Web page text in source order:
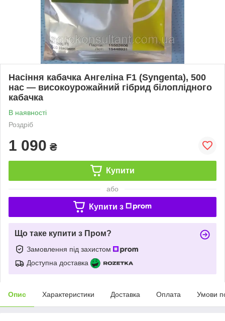
Насіння кабачка Ангеліна F1 (Syngenta), 500
нас — високоурожайний гібрид білоплідного
кабачка
В наявності
Роздріб
1 090 ₴
Купити
або
Купити з
Що таке купити з Пром?
Замовлення під захистом
Доступна доставка
Опис Характеристики Доставка Оплата Умови